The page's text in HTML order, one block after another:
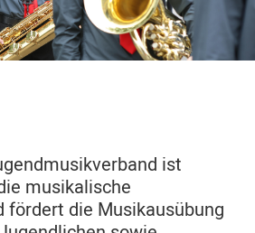
ist
musikalische
fördert die Musikausübung